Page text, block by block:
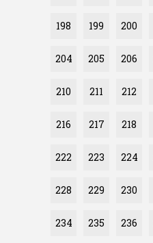
198 199 200
204 205 206
210 211 212
216 217 218
222 223 224
228 229 230
234 235 236